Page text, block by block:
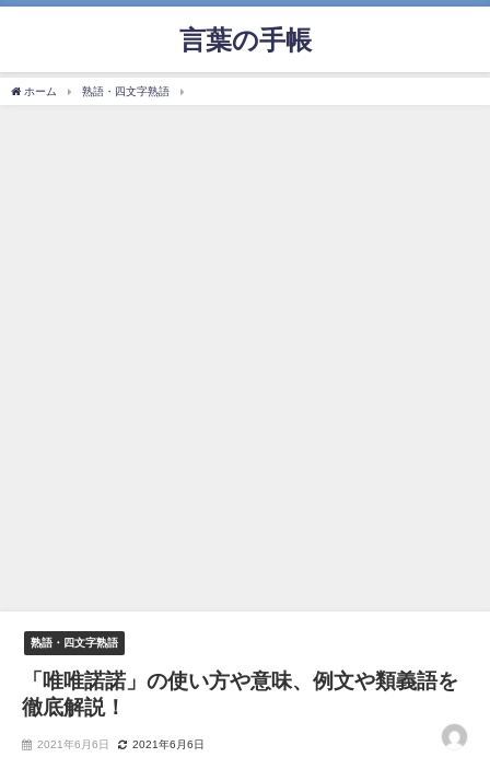
言葉の手帳
ホーム 熟語・四文字熟語
熟語・四文字熟語
「唯唯諾諾」の使い方や意味、例文や類義語を
徹底解説！
2021年6月6日 2021年6月6日